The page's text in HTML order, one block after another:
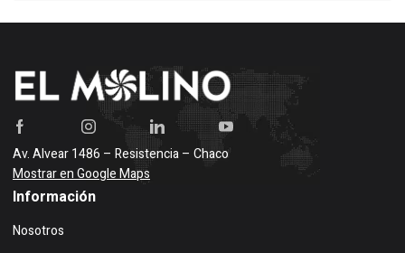
Av. Alvear 1486 – Resistencia – Chaco
Mostrar en Google Maps
Información
Nosotros